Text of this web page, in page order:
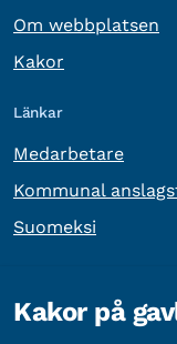
Om webbplatsen
Kakor
Länkar
Medarbetare
Kommunal
Suomeksi
Kakor på